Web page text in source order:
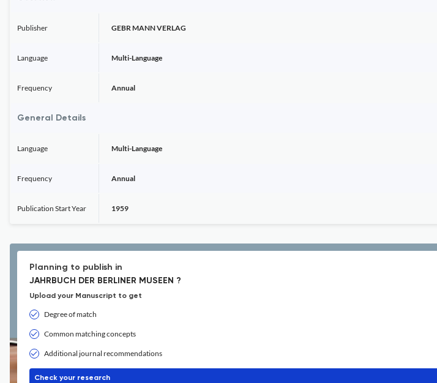
Publisher GEBR MANN VERLAG
Language Multi-Language
Frequency Annual
General Details
Language Multi-Language
Frequency Annual
Publication Start Year 1959
Planning to publish in
JAHRBUCH DER BERLINER MUSEEN ?
Upload your Manuscript to get
Degree of match
Common matching concepts
Additional journal recommendations
Check your research